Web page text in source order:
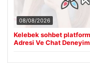
08/08/2026
Kelebek sohbet
Adresi Ve Chat